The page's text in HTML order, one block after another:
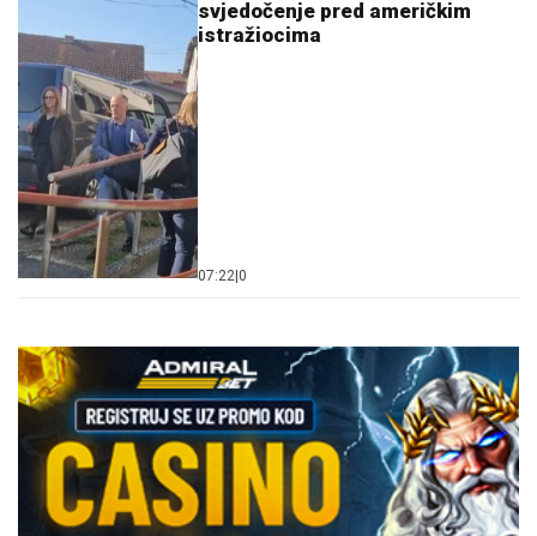
svjedočenje pred američkim
istražiocima
07:22 0